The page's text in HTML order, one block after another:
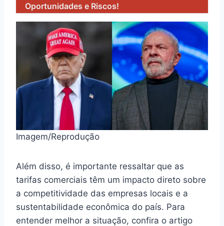
Oportunidades e Riscos!
Imagem/Reprodução
Além disso, é importante ressaltar que as
tarifas comerciais têm um impacto direto sobre
a competitividade das empresas locais e a
sustentabilidade econômica do país. Para
entender melhor a situação, confira o artigo